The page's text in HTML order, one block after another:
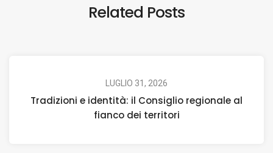
Related Posts
LUGLIO 31, 2026
Tradizioni e identità: il Consiglio regionale al
fianco dei territori